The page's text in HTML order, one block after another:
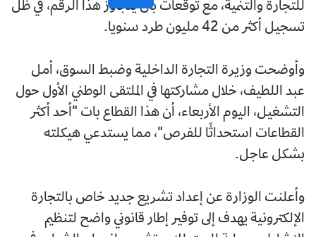
للتجارة والتنمية، مع توقعات بأن يتجاوز هذا الرقم، في ظل
تسجيل أكثر من 42 مليون طرد سنويا.
وأوضحت وزيرة التجارة الداخلية وضبط السوق، أمل
عبد اللطيف، خلال مشاركتها في الملتقى الوطني الأول حول
التشغيل، اليوم الأربعاء، أن هذا القطاع بات "أحد أكثر
القطاعات استحداثًا للفرص"، مما يستدعي هيكلته
بشكل عاجل.
وأعلنت الوزارة عن إعداد تشريع جديد خاص بالتجارة
الإلكترونية يهدف إلى توفير إطار قانوني واضح لتنظيم